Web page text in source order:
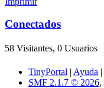
Conectados
58 Visitantes, 0 Usuarios
TinyPortal | Ayuda |
SMF 2.1.7 © 2026,